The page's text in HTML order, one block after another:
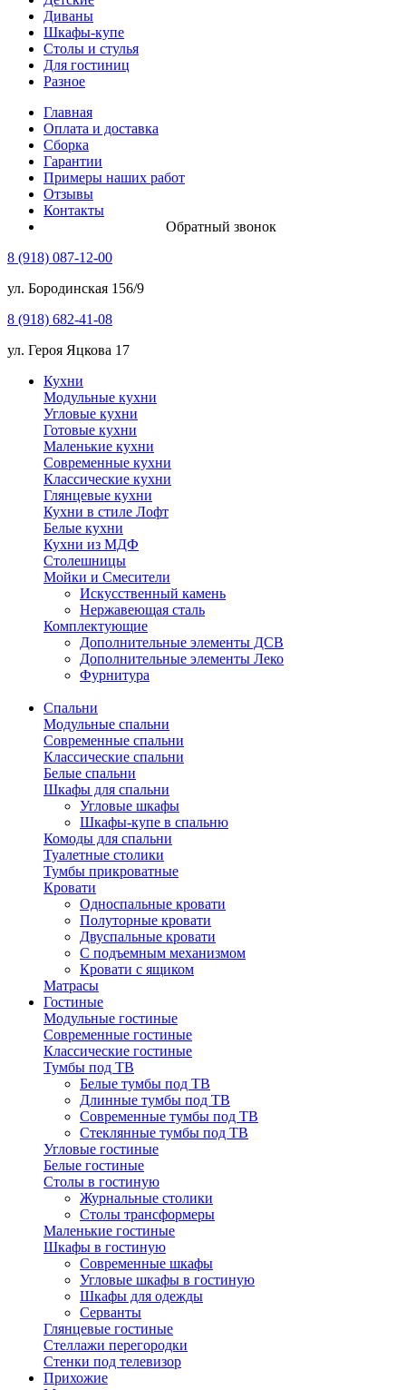
Диваны
Шкафы-купе
Столы и стулья
Для гостиниц
Разное
Главная
Оплата и доставка
Сборка
Гарантии
Примеры наших работ
Отзывы
Контакты
Обратный звонок
8 (918) 087-12-00
ул. Бородинская 156/9
8 (918) 682-41-08
ул. Героя Яцкова 17
Кухни
Модульные кухни
Угловые кухни
Готовые кухни
Маленькие кухни
Современные кухни
Классические кухни
Глянцевые кухни
Кухни в стиле Лофт
Белые кухни
Кухни из МДФ
Столешницы
Мойки и Смесители
Искусственный камень
Нержавеющая сталь
Комплектующие
Дополнительные элементы ДСВ
Дополнительные элементы Леко
Фурнитура
Спальни
Модульные спальни
Современные спальни
Классические спальни
Белые спальни
Шкафы для спальни
Угловые шкафы
Шкафы-купе в спальню
Комоды для спальни
Туалетные столики
Тумбы прикроватные
Кровати
Односпальные кровати
Полуторные кровати
Двуспальные кровати
С подъемным механизмом
Кровати с ящиком
Матрасы
Гостиные
Модульные гостиные
Современные гостиные
Классические гостиные
Тумбы под ТВ
Белые тумбы под ТВ
Длинные тумбы под ТВ
Современные тумбы под ТВ
Стеклянные тумбы под ТВ
Угловые гостиные
Белые гостиные
Столы в гостиную
Журнальные столики
Столы трансформеры
Маленькие гостиные
Шкафы в гостиную
Современные шкафы
Угловые шкафы в гостиную
Шкафы для одежды
Серванты
Глянцевые гостиные
Стеллажи перегородки
Стенки под телевизор
Прихожие